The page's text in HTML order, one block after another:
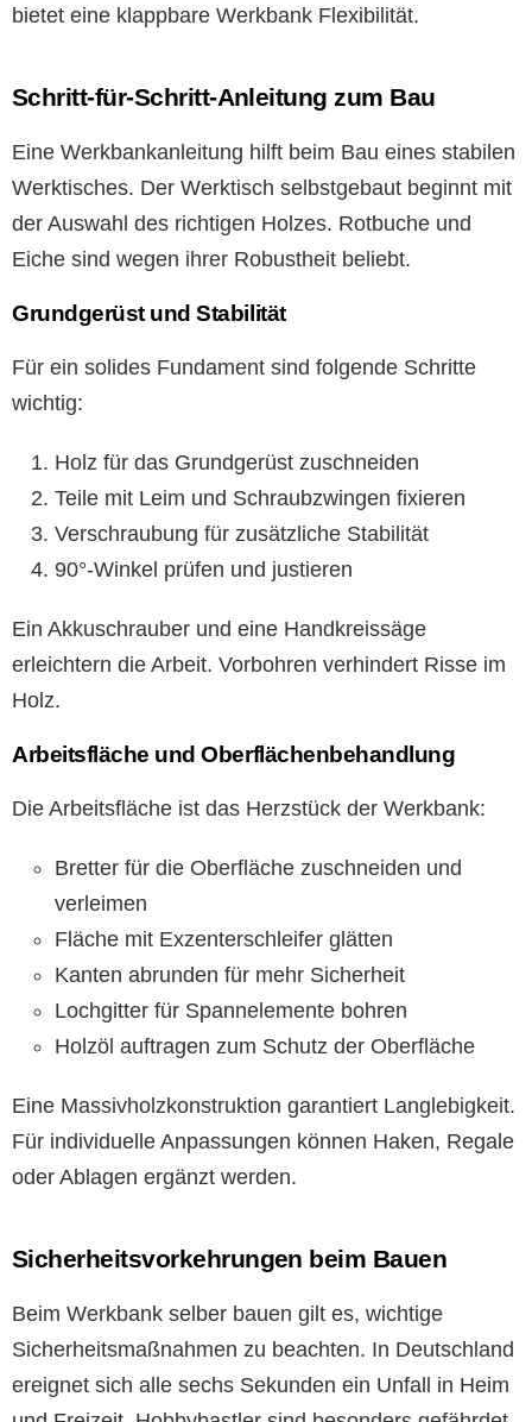
bietet eine klappbare Werkbank Flexibilität.
Schritt-für-Schritt-Anleitung zum Bau
Eine Werkbankanleitung hilft beim Bau eines stabilen
Werktisches. Der Werktisch selbstgebaut beginnt mit
der Auswahl des richtigen Holzes. Rotbuche und
Eiche sind wegen ihrer Robustheit beliebt.
Grundgerüst und Stabilität
Für ein solides Fundament sind folgende Schritte
wichtig:
Holz für das Grundgerüst zuschneiden
Teile mit Leim und Schraubzwingen fixieren
Verschraubung für zusätzliche Stabilität
90°-Winkel prüfen und justieren
Ein Akkuschrauber und eine Handkreissäge
erleichtern die Arbeit. Vorbohren verhindert Risse im
Holz.
Arbeitsfläche und Oberflächenbehandlung
Die Arbeitsfläche ist das Herzstück der Werkbank:
Bretter für die Oberfläche zuschneiden und
verleimen
Fläche mit Exzenterschleifer glätten
Kanten abrunden für mehr Sicherheit
Lochgitter für Spannelemente bohren
Holzöl auftragen zum Schutz der Oberfläche
Eine Massivholzkonstruktion garantiert Langlebigkeit.
Für individuelle Anpassungen können Haken, Regale
oder Ablagen ergänzt werden.
Sicherheitsvorkehrungen beim Bauen
Beim Werkbank selber bauen gilt es, wichtige
Sicherheitsmaßnahmen zu beachten. In Deutschland
ereignet sich alle sechs Sekunden ein Unfall in Heim